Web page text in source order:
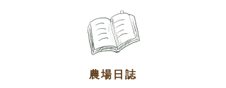
農場日誌